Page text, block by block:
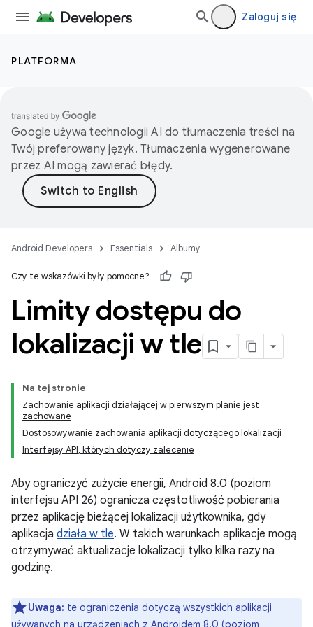
Zaloguj się
PLATFORMA
Google używa technologii AI do tłumaczenia treści na
Twój preferowany język. Tłumaczenia wygenerowane
przez AI mogą zawierać błędy.
Android Developers Essentials Albumy
Czy te wskazówki były pomocne?
Limity dostępu do
lokalizacji w tle
Na tej stronie
Zachowanie aplikacji działającej w pierwszym planie jest
zachowane
Dostosowywanie zachowania aplikacji dotyczącego lokalizacji
Interfejsy API, których dotyczy zalecenie
Aby ograniczyć zużycie energii, Android 8.0 (poziom
interfejsu API 26) ogranicza częstotliwość pobierania
przez aplikację bieżącej lokalizacji użytkownika, gdy
aplikacja działa w tle. W takich warunkach aplikacje mogą
otrzymywać aktualizacje lokalizacji tylko kilka razy na
godzinę.
Uwaga: te ograniczenia dotyczą wszystkich aplikacji
używanych na urządzeniach z Androidem 8.0 (poziom